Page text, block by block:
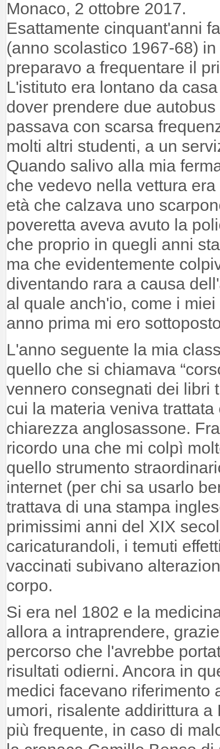
Monaco, 2 ottobre 2017.
Esattamente cinquant'anni fa
(anno scolastico 1967-68)
preparavo a frequentare il
L'istituto era lontano da
dover prendere due
passava con scarsa
molti altri studenti, a un
Quando salivo alla mia
che vedevo nella vettura
età che calzava uno
poveretta aveva avuto la
che proprio in quegli anni
ma che evidentemente
diventando rara a causa
al quale anch'io, come i
anno prima mi ero
L'anno seguente la mia
quello che si chiamava
vennero consegnati dei libri
cui la materia veniva
chiarezza anglosassone.
ricordo una che mi colpì
quello strumento
internet (per chi sa usarlo
trattava di una stampa
primissimi anni del XIX
caricaturandoli, i temuti
vaccinati subivano
corpo.
Si era nel 1802 e la
allora a intraprendere,
percorso che l'avrebbe
risultati odierni. Ancora in
medici facevano riferimento
umori, risalente addirittura
più frequente, in caso di